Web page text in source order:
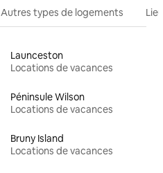
Autres types de logements
Launceston
Locations de vacances
Péninsule Wilson
Locations de vacances
Bruny Island
Locations de vacances